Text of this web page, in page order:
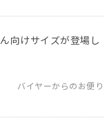
向けサイズが登場し
バイヤーからのお便り